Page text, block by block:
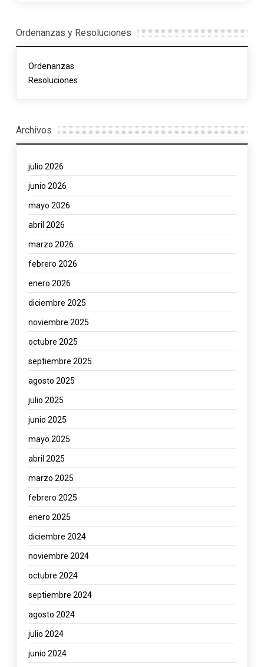
Ordenanzas y Resoluciones
Ordenanzas
Resoluciones
Archivos
julio 2026
junio 2026
mayo 2026
abril 2026
marzo 2026
febrero 2026
enero 2026
diciembre 2025
noviembre 2025
octubre 2025
septiembre 2025
agosto 2025
julio 2025
junio 2025
mayo 2025
abril 2025
marzo 2025
febrero 2025
enero 2025
diciembre 2024
noviembre 2024
octubre 2024
septiembre 2024
agosto 2024
julio 2024
junio 2024